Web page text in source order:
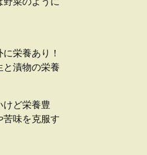
栄養あり！
と漬物の栄養
けど栄養豊
苦味を克服す